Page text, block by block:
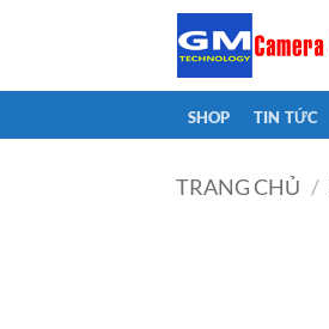
SHOP TIN TỨC
TRANG CHỦ /